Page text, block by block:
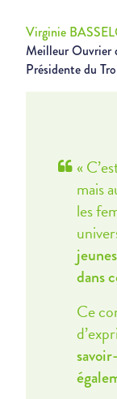
Virginie
Meilleur Ouvrier
Présidente du
«
mais
les
dans
Ce